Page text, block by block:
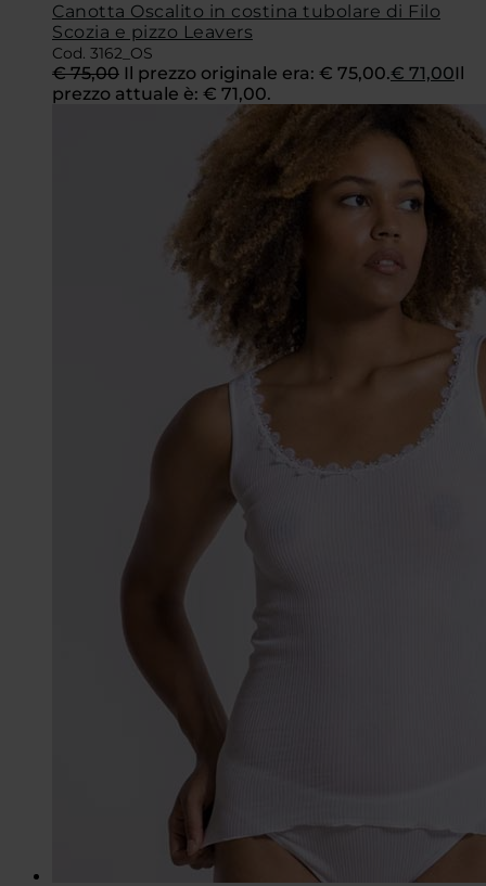
Canotta Oscalito in costina tubolare di Filo
Scozia e pizzo Leavers
Cod. 3162_OS
€75,00 Il prezzo originale era: € 75,00.€ 71,00Il
prezzo attuale è: € 71,00.